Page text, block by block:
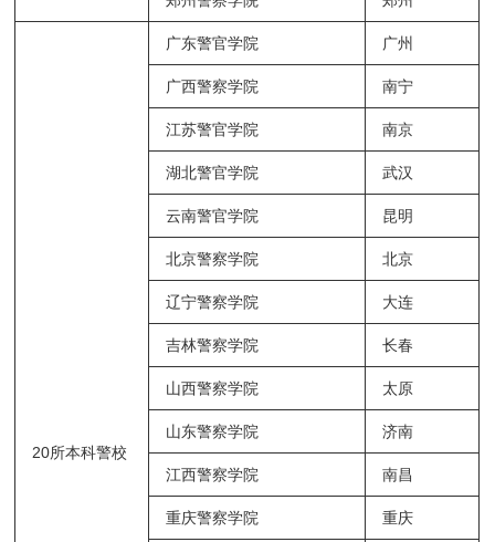
20所本科警校
广东警官学院 广州
广西警察学院 南宁
江苏警官学院 南京
湖北警官学院 武汉
云南警官学院 昆明
北京警察学院 北京
辽宁警察学院 大连
吉林警察学院 长春
山西警察学院 太原
山东警察学院 济南
江西警察学院 南昌
重庆警察学院 重庆